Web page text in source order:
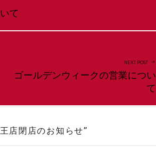
て
NEXT POST
ゴールデンウィークの営業につい
て
店閉店のお知らせ”